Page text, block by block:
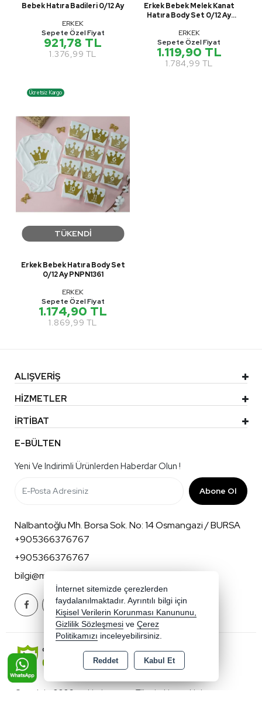
Bebek Hatıra Badileri 0/12 Ay
ERKEK
Sepete Özel Fiyat
921,78 TL
1.376,99 TL
Erkek Bebek Melek Kanat
Hatıra Body Set 0/12 Ay
ERKEK
Sepete Özel Fiyat
1.119,90 TL
1.784,99 TL
Ücretsiz Kargo
TÜKENDİ
Erkek Bebek Hatıra Body Set
0/12 Ay PNPN1361
ERKEK
Sepete Özel Fiyat
1.174,90 TL
1.869,99 TL
ALIŞVERİŞ
HİZMETLER
İRTİBAT
E-BÜLTEN
Yeni Ve Indirimli Ürünlerden Haberdar Olun !
Abone Ol
Nalbantoğlu Mh. Borsa Sok. No: 14 Osmangazi / BURSA
+905366376767
+905366376767
bilgi@mnkbaby.com
Copyright 2026 mnkbaby.com - Tüm hakları saklıdır.
İnternet sitemizde çerezlerden
faydalanılmaktadır. Ayrıntılı bilgi için
Kişisel Verilerin Korunması Kanununu,
Gizlilik Sözleşmesi ve Çerez
Politikamızı inceleyebilirsiniz.
Reddet Kabul Et